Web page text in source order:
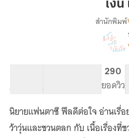
ประกาย
เงิน
สำนักพิมพ์
จำนวนคำ จำนวนหน้า (A5)
290
ยอดวิว
นิยายแฟนตาซี ฟีลดีต่อใจ อ่านเรื่
ว้าวุ่นและชวนตลก กับ เนื้อเรื่องที่